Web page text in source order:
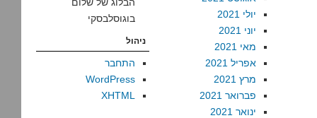
יולי 2021
יוני 2021
מאי 2021
אפריל 2021
מרץ 2021
פברואר 2021
ינואר 2021
בוגוסלבסקי
ניהול
התחבר
WordPress
XHTML